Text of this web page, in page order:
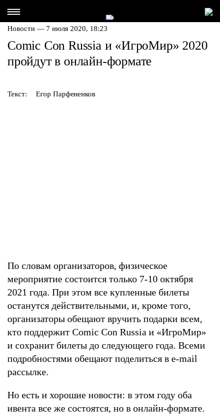
Новости — 7 июля 2020, 18:23
Comic Con Russia и «ИгроМир» 2020
пройдут в онлайн-формате
Текст: Егор Парфененков
По словам организаторов, физическое
мероприятие состоится только 7-10 октября
2021 года. При этом все купленные билеты
останутся действительными, и, кроме того,
организаторы обещают вручить подарки всем,
кто поддержит Comic Con Russia и «ИгроМир»
и сохранит билеты до следующего года. Всеми
подробностями обещают поделиться в e-mail
рассылке.
Но есть и хорошие новости: в этом году оба
ивента все же состоятся, но в онлайн-формате.